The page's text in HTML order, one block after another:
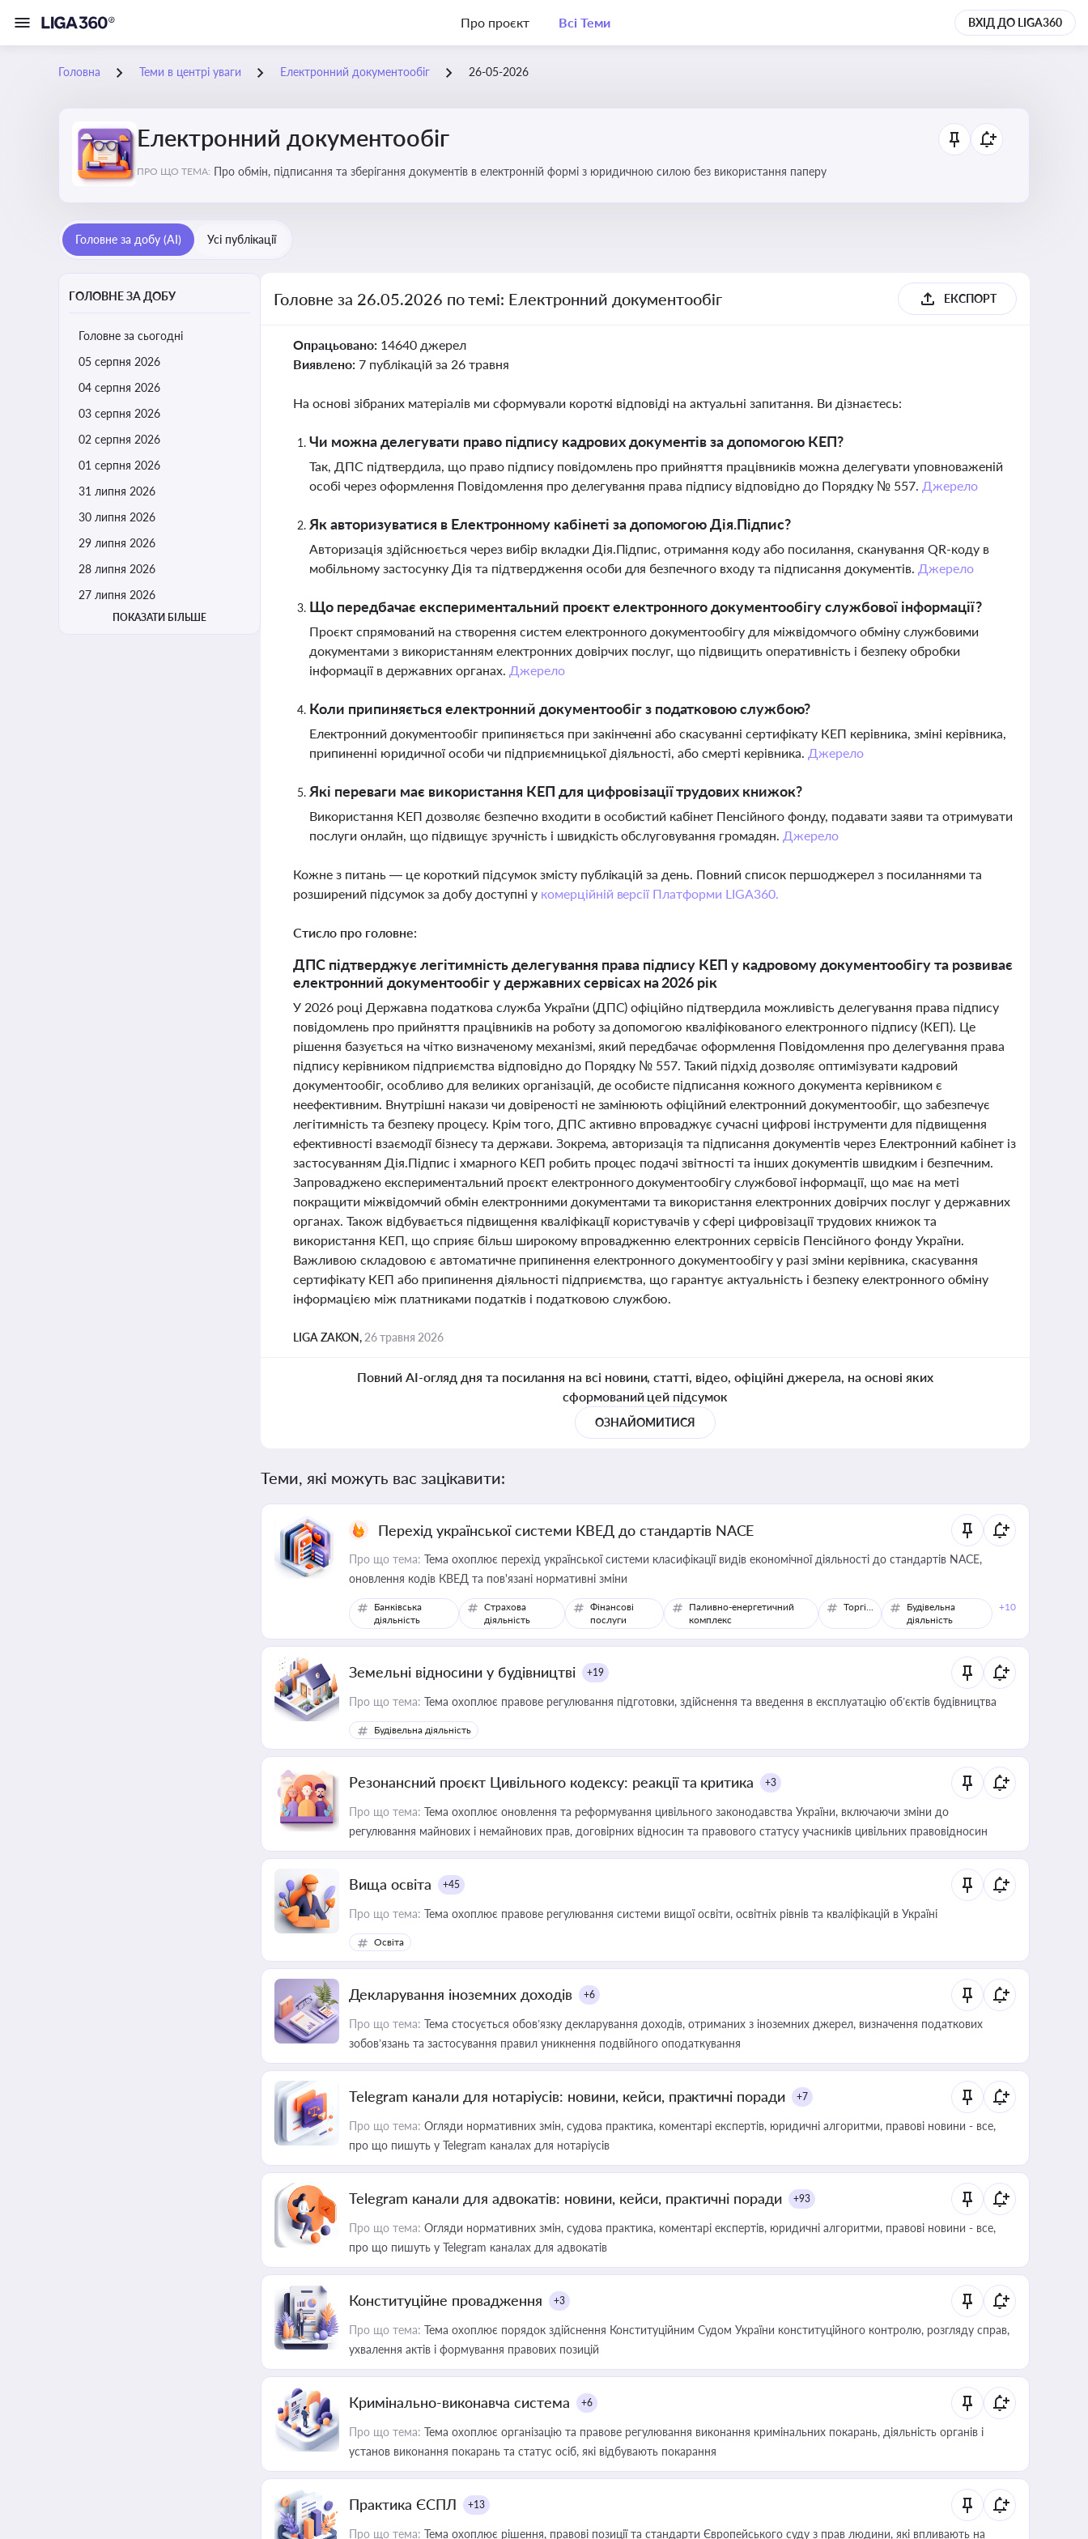
Про проєкт Всі Теми ВХІД ДО LIGA360
Головна Теми в центрі уваги Електронний документообіг 26-05-2026
Електронний документообіг
ПРО ЩО ТЕМА: Про обмін, підписання та зберігання документів в електронній формі з юридичною силою без використання паперу
Головне за добу (AI) Усі публікації
ГОЛОВНЕ ЗА ДОБУ
Головне за сьогодні
05 серпня 2026
04 серпня 2026
03 серпня 2026
02 серпня 2026
01 серпня 2026
31 липня 2026
30 липня 2026
29 липня 2026
28 липня 2026
27 липня 2026
ПОКАЗАТИ БІЛЬШЕ
Головне за 26.05.2026 по темі: Електронний документообіг ЕКСПОРТ
Опрацьовано: 14640 джерел
Виявлено: 7 публікацій за 26 травня
На основі зібраних матеріалів ми сформували короткі відповіді на актуальні запитання. Ви дізнаєтесь:
Чи можна делегувати право підпису кадрових документів за допомогою КЕП?
Так, ДПС підтвердила, що право підпису повідомлень про прийняття працівників можна делегувати уповноваженій
особі через оформлення Повідомлення про делегування права підпису відповідно до Порядку № 557. Джерело
Як авторизуватися в Електронному кабінеті за допомогою Дія.Підпис?
Авторизація здійснюється через вибір вкладки Дія.Підпис, отримання коду або посилання, сканування QR-коду в
мобільному застосунку Дія та підтвердження особи для безпечного входу та підписання документів. Джерело
Що передбачає експериментальний проєкт електронного документообігу службової інформації?
Проєкт спрямований на створення систем електронного документообігу для міжвідомчого обміну службовими
документами з використанням електронних довірчих послуг, що підвищить оперативність і безпеку обробки
інформації в державних органах. Джерело
Коли припиняється електронний документообіг з податковою службою?
Електронний документообіг припиняється при закінченні або скасуванні сертифікату КЕП керівника, зміні керівника,
припиненні юридичної особи чи підприємницької діяльності, або смерті керівника. Джерело
Які переваги має використання КЕП для цифровізації трудових книжок?
Використання КЕП дозволяє безпечно входити в особистий кабінет Пенсійного фонду, подавати заяви та отримувати
послуги онлайн, що підвищує зручність і швидкість обслуговування громадян. Джерело
Кожне з питань — це короткий підсумок змісту публікацій за день. Повний список першоджерел з посиланнями та
розширений підсумок за добу доступні у комерційній версії Платформи LIGA360.
Стисло про головне:
ДПС підтверджує легітимність делегування права підпису КЕП у кадровому документообігу та розвиває
електронний документообіг у державних сервісах на 2026 рік
У 2026 році Державна податкова служба України (ДПС) офіційно підтвердила можливість делегування права підпису
повідомлень про прийняття працівників на роботу за допомогою кваліфікованого електронного підпису (КЕП). Це
рішення базується на чітко визначеному механізмі, який передбачає оформлення Повідомлення про делегування права
підпису керівником підприємства відповідно до Порядку № 557. Такий підхід дозволяє оптимізувати кадровий
документообіг, особливо для великих організацій, де особисте підписання кожного документа керівником є
неефективним. Внутрішні накази чи довіреності не замінюють офіційний електронний документообіг, що забезпечує
легітимність та безпеку процесу. Крім того, ДПС активно впроваджує сучасні цифрові інструменти для підвищення
ефективності взаємодії бізнесу та держави. Зокрема, авторизація та підписання документів через Електронний кабінет із
застосуванням Дія.Підпис і хмарного КЕП робить процес подачі звітності та інших документів швидким і безпечним.
Запроваджено експериментальний проєкт електронного документообігу службової інформації, що має на меті
покращити міжвідомчий обмін електронними документами та використання електронних довірчих послуг у державних
органах. Також відбувається підвищення кваліфікації користувачів у сфері цифровізації трудових книжок та
використання КЕП, що сприяє більш широкому впровадженню електронних сервісів Пенсійного фонду України.
Важливою складовою є автоматичне припинення електронного документообігу у разі зміни керівника, скасування
сертифікату КЕП або припинення діяльності підприємства, що гарантує актуальність і безпеку електронного обміну
інформацією між платниками податків і податковою службою.
LIGA ZAKON, 26 травня 2026
Повний AI-огляд дня та посилання на всі новини, статті, відео, офіційні джерела, на основі яких
сформований цей підсумок
ОЗНАЙОМИТИСЯ
Теми, які можуть вас зацікавити:
Перехід української системи КВЕД до стандартів NACE
Про що тема: Тема охоплює перехід української системи класифікації видів економічної діяльності до стандартів NACE,
оновлення кодів КВЕД та пов'язані нормативні зміни
Банківська
діяльність
Страхова
діяльність
Фінансові
послуги
Паливно-енергетичний
комплекс
Торгівля
Будівельна
діяльність
+10
Земельні відносини у будівництві +19
Про що тема: Тема охоплює правове регулювання підготовки, здійснення та введення в експлуатацію об’єктів будівництва
Будівельна діяльність
Резонансний проєкт Цивільного кодексу: реакції та критика +3
Про що тема: Тема охоплює оновлення та реформування цивільного законодавства України, включаючи зміни до
регулювання майнових і немайнових прав, договірних відносин та правового статусу учасників цивільних правовідносин
Вища освіта +45
Про що тема: Тема охоплює правове регулювання системи вищої освіти, освітніх рівнів та кваліфікацій в Україні
Освіта
Декларування іноземних доходів +6
Про що тема: Тема стосується обов’язку декларування доходів, отриманих з іноземних джерел, визначення податкових
зобов’язань та застосування правил уникнення подвійного оподаткування
Telegram канали для нотаріусів: новини, кейси, практичні поради +7
Про що тема: Огляди нормативних змін, судова практика, коментарі експертів, юридичні алгоритми, правові новини - все,
про що пишуть у Telegram каналах для нотаріусів
Telegram канали для адвокатів: новини, кейси, практичні поради +93
Про що тема: Огляди нормативних змін, судова практика, коментарі експертів, юридичні алгоритми, правові новини - все,
про що пишуть у Telegram каналах для адвокатів
Конституційне провадження +3
Про що тема: Тема охоплює порядок здійснення Конституційним Судом України конституційного контролю, розгляду справ,
ухвалення актів і формування правових позицій
Кримінально-виконавча система +6
Про що тема: Тема охоплює організацію та правове регулювання виконання кримінальних покарань, діяльність органів і
установ виконання покарань та статус осіб, які відбувають покарання
Практика ЄСПЛ +13
Про що тема: Тема охоплює рішення, правові позиції та стандарти Європейського суду з прав людини, які впливають на